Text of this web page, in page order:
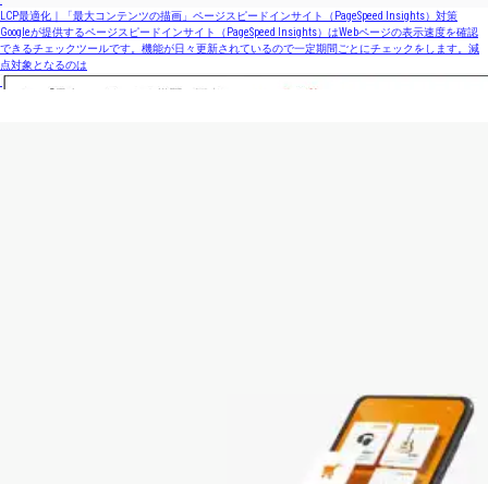
LCP最適化｜「最大コンテンツの描画」ページスピードインサイト（PageSpeed Insights）対策
Googleが提供するページスピードインサイト（PageSpeed Insights）はWebページの表示速度を確認
できるチェックツールです。機能が日々更新されているので一定期間ごとにチェックをします。減
点対象となるのは